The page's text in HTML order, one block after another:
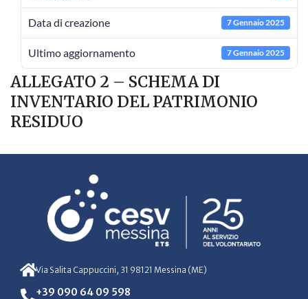
Data di creazione 7 Gennaio 2025
Ultimo aggiornamento 7 Gennaio 2025
ALLEGATO 2 – SCHEMA DI
INVENTARIO DEL PATRIMONIO
RESIDUO
Via Salita Cappuccini, 31 98121 Messina (ME)
+39 090 64 09 598